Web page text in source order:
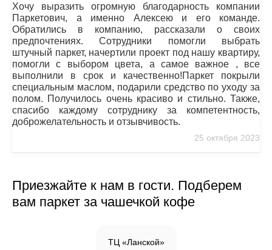
Хочу выразить огромную благодарность компании
Паркетович, а именно Алексею и его команде.
Обратились в компанию, рассказали о своих
предпочтениях. Сотрудники помогли выбрать
штучный паркет, начертили проект под нашу квартиру,
помогли с выбором цвета, а самое важное , все
выполнили в срок и качественно!Паркет покрыли
специальным маслом, подарили средство по уходу за
полом. Получилось очень красиво и стильно. Также,
спасибо каждому сотруднику за компетентность,
доброжелательность и отзывчивость.
25 октября 2023
Приезжайте к нам в гости. Подберем
вам паркет за чашечкой кофе
ТЦ «Ланской»